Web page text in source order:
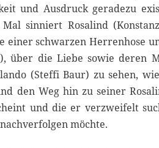
und Ausdruck geradezu
sinniert Rosalind
einer schwarzen Herrenhose
über die Liebe sowie deren
(Steffi Baur) zu sehen,
den Weg hin zu seiner
und die er verzweifelt
möchte.